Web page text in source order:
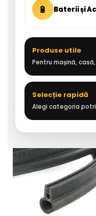
🔋 Baterii și
Produse utile
Pentru mașină,
Selecție rapidă
Alegi categoria